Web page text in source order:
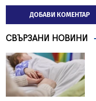
ДОБАВИ КОМЕНТАР
СВЪРЗАНИ НОВИНИ